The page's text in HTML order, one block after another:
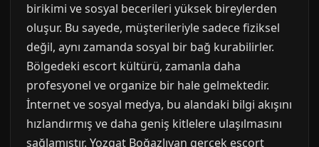
birikimi ve sosyal becerileri yüksek bireylerden
oluşur. Bu sayede, müşterileriyle sadece fiziksel
değil, aynı zamanda sosyal bir bağ kurabilirler.
Bölgedeki escort kültürü, zamanla daha
profesyonel ve organize bir hale gelmektedir.
İnternet ve sosyal medya, bu alandaki bilgi akışını
hızlandırmış ve daha geniş kitlelere ulaşılmasını
sağlamıştır. Yozgat Boğazlıyan gerçek escort